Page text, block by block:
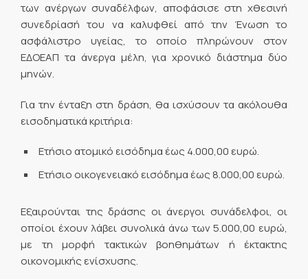
των ανέργων συναδέλφων, αποφάσισε στη χθεσινή
συνεδρίασή του να καλυφθεί από την Ένωση το
ασφάλιστρο υγείας, το οποίο πληρώνουν στον
ΕΔΟΕΑΠ τα άνεργα μέλη, για χρονικό διάστημα δύο
μηνών.
Για την ένταξη στη δράση, θα ισχύσουν τα ακόλουθα
εισοδηματικά κριτήρια:
Ετήσιο ατομικό εισόδημα έως 4.000,00 ευρώ.
Ετήσιο οικογενειακό εισόδημα έως 8.000,00 ευρώ.
Εξαιρούνται της δράσης οι άνεργοι συνάδελφοι, οι
οποίοι έχουν λάβει συνολικά άνω των 5.000,00 ευρώ,
με τη μορφή τακτικών βοηθημάτων ή έκτακτης
οικονομικής ενίσχυσης.